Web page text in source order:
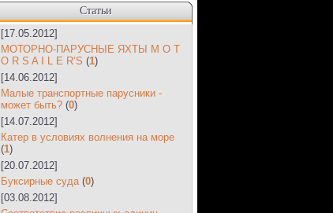
Статьи
[17.05.2012]
МОТОРНО-ПАРУСНЫЕ ЯХТЫ M O T
O R S A I L E R’S (1)
[14.06.2012]
Малые транспортные парусники -
может быть? (0)
[14.07.2012]
Катер в условиях волнения на море
(1)
[20.07.2012]
Буксирные суда (0)
[03.08.2012]